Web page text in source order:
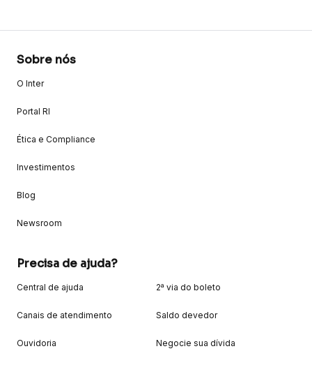
Sobre nós
O Inter
Portal RI
Ética e Compliance
Investimentos
Blog
Newsroom
Precisa de ajuda?
Central de ajuda
Canais de atendimento
Ouvidoria
2ª via do boleto
Saldo devedor
Negocie sua dívida